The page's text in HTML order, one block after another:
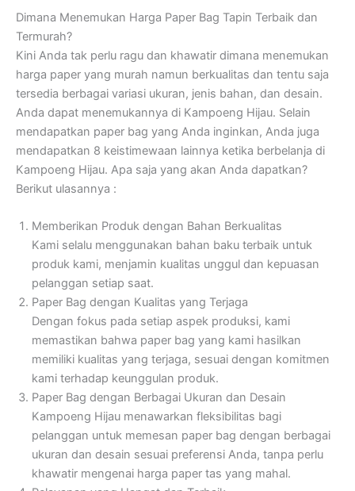
Dimana Menemukan Harga Paper Bag Tapin Terbaik dan
Termurah?
Kini Anda tak perlu ragu dan khawatir dimana menemukan
harga paper yang murah namun berkualitas dan tentu saja
tersedia berbagai variasi ukuran, jenis bahan, dan desain.
Anda dapat menemukannya di Kampoeng Hijau. Selain
mendapatkan paper bag yang Anda inginkan, Anda juga
mendapatkan 8 keistimewaan lainnya ketika berbelanja di
Kampoeng Hijau. Apa saja yang akan Anda dapatkan?
Berikut ulasannya :
Memberikan Produk dengan Bahan Berkualitas
Kami selalu menggunakan bahan baku terbaik untuk
produk kami, menjamin kualitas unggul dan kepuasan
pelanggan setiap saat.
Paper Bag dengan Kualitas yang Terjaga
Dengan fokus pada setiap aspek produksi, kami
memastikan bahwa paper bag yang kami hasilkan
memiliki kualitas yang terjaga, sesuai dengan komitmen
kami terhadap keunggulan produk.
Paper Bag dengan Berbagai Ukuran dan Desain
Kampoeng Hijau menawarkan fleksibilitas bagi
pelanggan untuk memesan paper bag dengan berbagai
ukuran dan desain sesuai preferensi Anda, tanpa perlu
khawatir mengenai harga paper tas yang mahal.